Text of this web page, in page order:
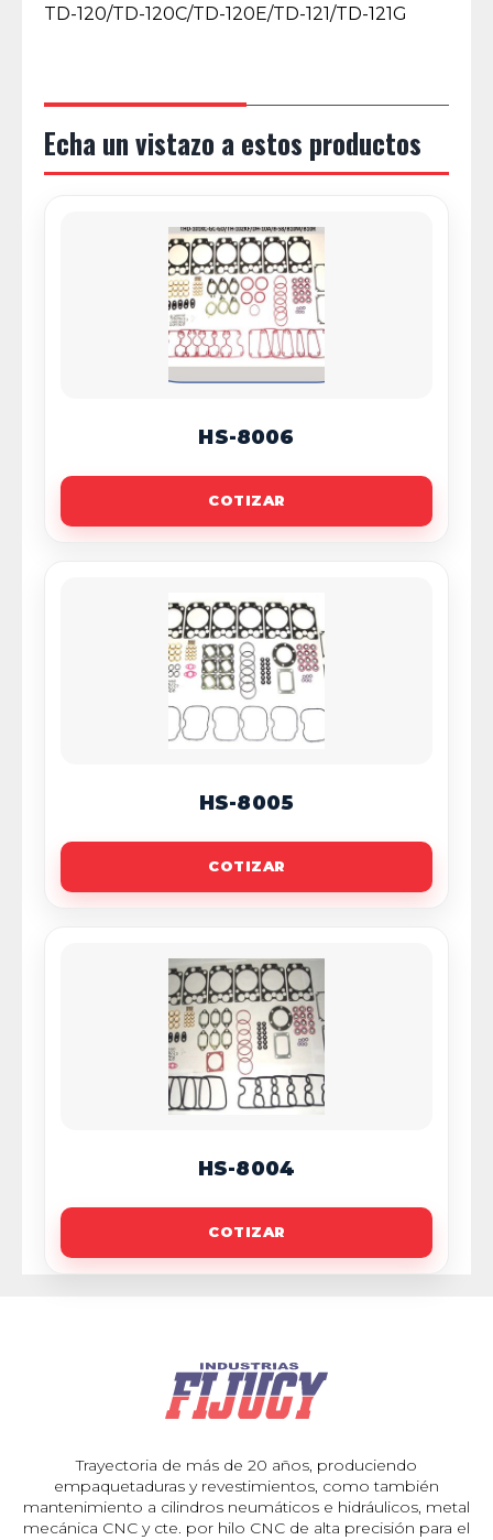
TD-120/TD-120C/TD-120E/TD-121/TD-121G
Echa un vistazo a estos productos
HS-8006
COTIZAR
HS-8005
COTIZAR
HS-8004
COTIZAR
Trayectoria de más de 20 años, produciendo
empaquetaduras y revestimientos, como también
mantenimiento a cilindros neumáticos e hidráulicos, metal
mecánica CNC y cte. por hilo CNC de alta precisión para el